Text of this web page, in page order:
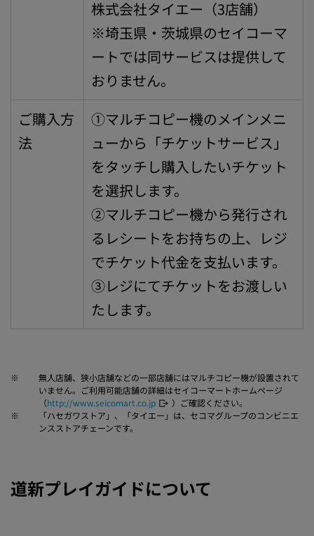
株式会社タイエー（3店舗）
※埼玉県・茨城県のセイコーマ
ートでは同サービスは提供して
おりません。
ご購入方
法
①マルチコピー機のメインメニ
ューから「チケットサービス」
をタッチし購入したいチケット
を選択します。
②マルチコピー機から発行され
るレシートをお持ちの上、レジ
でチケット代金を支払います。
③レジにてチケットをお渡しい
たします。
※
無人店舗、狭小店舗などの一部店舗にはマルチコピー機が設置されて
いません。ご利用可能店舗の詳細はセイコーマートホームページ
（http://www.seicomart.co.jp
）ご確認ください。
※
「ハセガワストア」、「タイエー」は、セコマグループのコンビニエ
ンスストアチェーンです。
道新プレイガイドについて